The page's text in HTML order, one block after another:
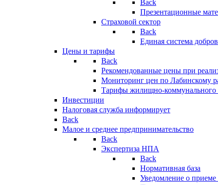
Back
Презентационные
Страховой сектор
Back
Единая система
Цены и тарифы
Back
Рекомендованные цены при
Мониторинг цен по Лабинскому
Тарифы жилищно-коммунального
Инвестиции
Налоговая служба информирует
Back
Малое и среднее предпринимательство
Back
Экспертиза НПА
Back
Нормативная база
Уведомление о